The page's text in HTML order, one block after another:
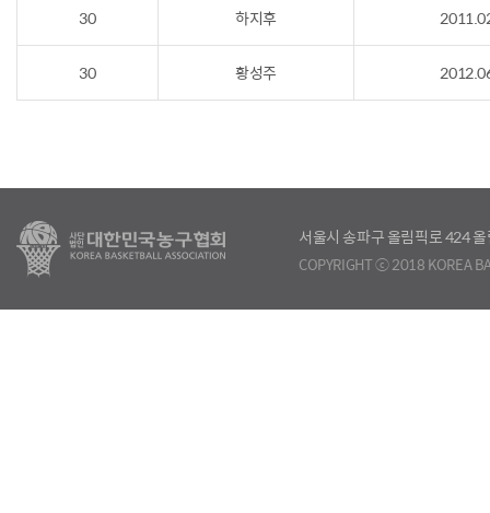
30 하지후
30 황성주
서울시 송파구 올림픽로 424
COPYRIGHT ⓒ 2018 KOREA